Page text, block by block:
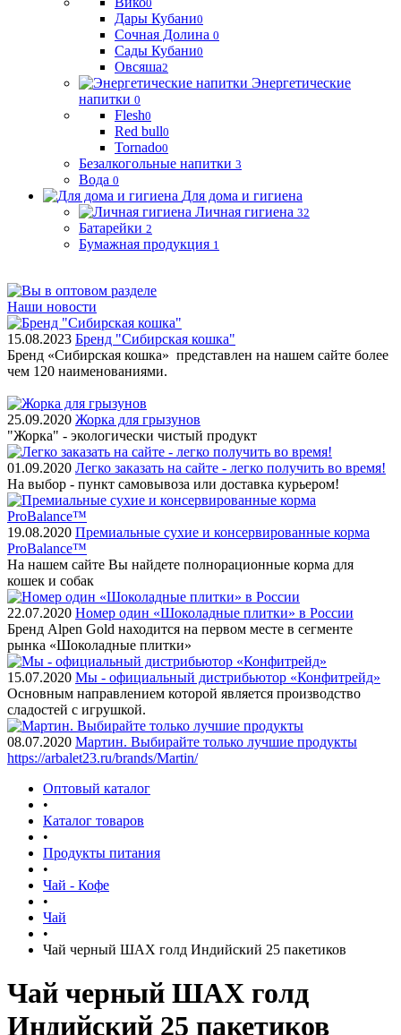
0
Дары Кубани0
Сочная Долина 0
Сады Кубани0
Овсяша2
Энергетические
напитки 0
Flesh0
Red bull0
Tornado0
Безалкогольные напитки 3
Вода 0
Для дома и гигиена
Личная гигиена 32
Батарейки 2
Бумажная продукция 1
Наши новости
15.08.2023 Бренд "Сибирская кошка"
Бренд «Сибирская кошка» представлен на нашем сайте более
чем 120 наименованиями.
25.09.2020 Жорка для грызунов
"Жорка" - экологически чистый продукт
01.09.2020 Легко заказать на сайте - легко получить во время!
На выбор - пункт самовывоза или доставка курьером!
19.08.2020 Премиальные сухие и консервированные корма
ProBalance™
На нашем сайте Вы найдете полнорационные корма для
кошек и собак
22.07.2020 Номер один «Шоколадные плитки» в России
Бренд Alpen Gold находится на первом месте в сегменте
рынка «Шоколадные плитки»
15.07.2020 Мы - официальный дистрибьютор «Конфитрейд»
Основным направлением которой является производство
сладостей с игрушкой.
08.07.2020 Мартин. Выбирайте только лучшие продукты
https://arbalet23.ru/brands/Martin/
Оптовый каталог
•
Каталог товаров
•
Продукты питания
•
Чай - Кофе
•
Чай
•
Чай черный ШАХ голд Индийский 25 пакетиков
Чай черный ШАХ голд
Индийский 25 пакетиков